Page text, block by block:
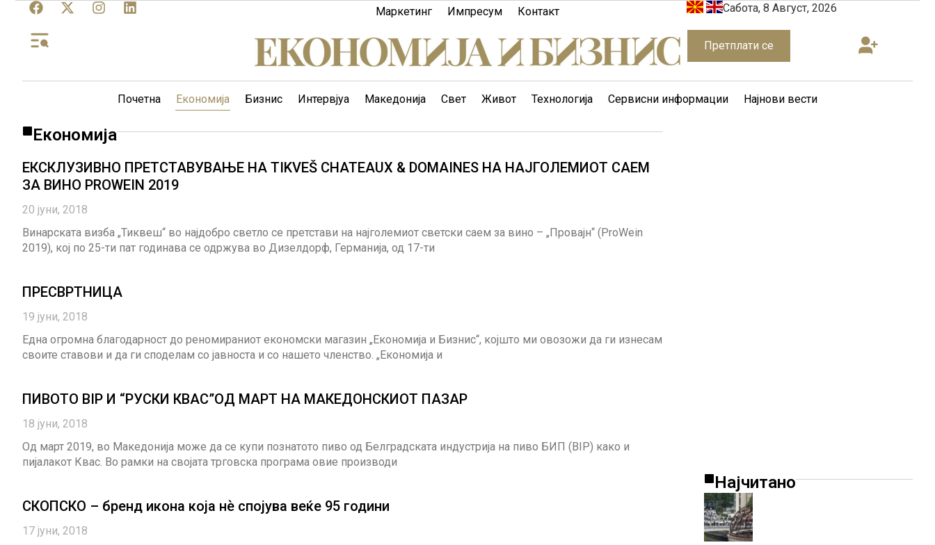
Маркетинг Импресум Контакт Сабота, 8 Август, 2026
Претплати се
Почетна Економија Бизнис Интервјуа Македонија Свет Живот Технологија Сервисни информации Најнови вести
Економија
ЕКСКЛУЗИВНО ПРЕТСТАВУВАЊЕ НА TIKVEŠ CHATEAUX & DOMAINЕS НА НАЈГОЛЕМИОТ САЕМ
ЗА ВИНО PROWEIN 2019
20 јуни, 2018
Винарската визба „Тиквеш“ вo најдобро светло се претстави на најголемиот светски саем за вино – „Провајн“ (ProWein
2019), кој по 25-ти пат годинава се одржува во Дизелдорф, Германија, од 17-ти
ПРЕСВРТНИЦА
19 јуни, 2018
Една огромна благодарност до реномираниот економски магазин „Економија и Бизнис“, којшто ми овозожи да ги изнесам
своите ставови и да ги споделам со јавноста и со нашето членство. „Економија и
ПИВОТО BIP И “РУСКИ КВАС”ОД МАРТ НА МАКЕДОНСКИОТ ПАЗАР
18 јуни, 2018
Од март 2019, во Македонија може да се купи познатото пиво од Белградската индустрија на пиво БИП (BIP) како и
пијалакот Квас. Во рамки на својата трговска програма овие производи
СКОПСКО – бренд икона која нѐ спојува веќе 95 години
17 јуни, 2018
Најчитано